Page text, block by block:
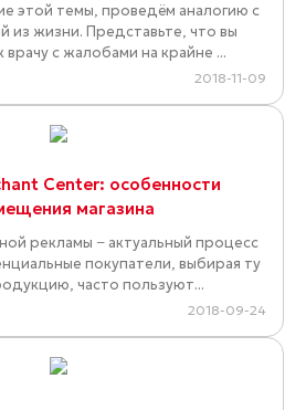
этой темы, проведём аналогию с
из жизни. Представьте, что вы
с жалобами на крайне ...
2018-11-09
Center: особенности
магазина
рекламы − актуальный процесс
покупатели, выбирая ту
часто пользуют...
2018-09-24